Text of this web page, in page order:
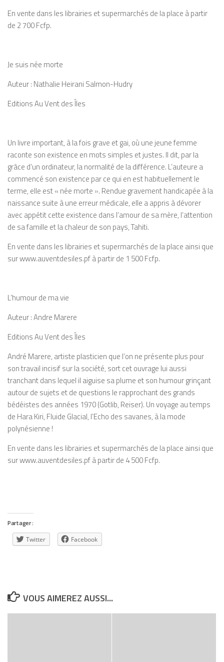
En vente dans les librairies et supermarchés de la place à partir
de 2 700 Fcfp.
Je suis née morte
Auteur : Nathalie Heirani Salmon-Hudry
Editions Au Vent des Îles
Un livre important, à la fois grave et gai, où une jeune femme
raconte son existence en mots simples et justes. Il dit, par la
grâce d’un ordinateur, la normalité de la différence. L’auteure a
commencé son existence par ce qui en est habituellement le
terme, elle est « née morte ». Rendue gravement handicapée à la
naissance suite à une erreur médicale, elle a appris à dévorer
avec appétit cette existence dans l’amour de sa mère, l’attention
de sa famille et la chaleur de son pays, Tahiti.
En vente dans les librairies et supermarchés de la place ainsi que
sur www.auventdesiles.pf à partir de 1 500 Fcfp.
L’humour de ma vie
Auteur : Andre Marere
Editions Au Vent des Îles
André Marere, artiste plasticien que l’on ne présente plus pour
son travail incisif sur la société, sort cet ouvrage lui aussi
tranchant dans lequel il aiguise sa plume et son humour grinçant
autour de sujets et de questions le rapprochant des grands
bédéistes des années 1970 (Gotlib, Reiser). Un voyage au temps
de Hara Kiri, Fluide Glacial, l’Echo des savanes, à la mode
polynésienne !
En vente dans les librairies et supermarchés de la place ainsi que
sur www.auventdesiles.pf à partir de 4 500 Fcfp.
Partager :
Twitter Facebook
VOUS AIMEREZ AUSSI...